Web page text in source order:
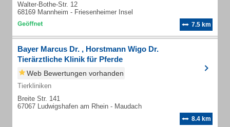
Walter-Bothe-Str. 12
68169 Mannheim - Friesenheimer Insel
7.5 km
Bayer Marcus Dr. , Horstmann Wigo Dr.
Tierärztliche Klinik für Pferde
Web Bewertungen vorhanden
Tierkliniken
Breite Str. 141
67067 Ludwigshafen am Rhein - Maudach
8.4 km